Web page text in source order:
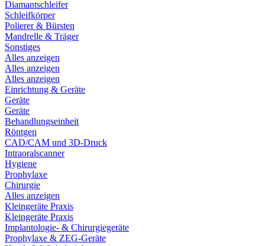
Diamantschleifer
Schleifkörper
Polierer & Bürsten
Mandrelle & Träger
Sonstiges
Alles anzeigen
Alles anzeigen
Alles anzeigen
Einrichtung & Geräte
Geräte
Geräte
Behandlungseinheit
Röntgen
CAD/CAM und 3D-Druck
Intraoralscanner
Hygiene
Prophylaxe
Chirurgie
Alles anzeigen
Kleingeräte Praxis
Kleingeräte Praxis
Implantologie- & Chirurgiegeräte
Prophylaxe & ZEG-Geräte